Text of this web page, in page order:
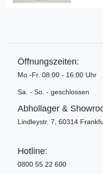
Öffnungszeiten:
Mo.-Fr. 08:00 - 16:00 Uhr
Sa. - So. - geschlossen
Abhollager &
Lindleystr. 7, 60314
Hotline:
0800 55 22 600